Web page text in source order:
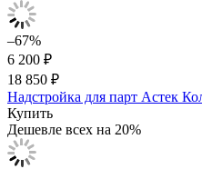
–67%
6 200 ₽
18 850 ₽
Надстройка для парт Астек
Купить
Дешевле всех на 20%